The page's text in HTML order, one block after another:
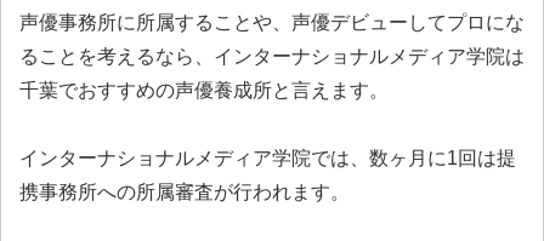
声優事務所に所属することや、声優デビューしてプロにな
ることを考えるなら、インターナショナルメディア学院は
千葉でおすすめの声優養成所と言えます。
インターナショナルメディア学院では、数ヶ月に1回は提
携事務所への所属審査が行われます。